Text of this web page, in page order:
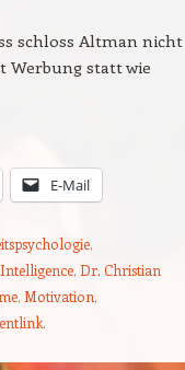
schloss Altman nicht
Werbung statt wie
E-Mail
,
, Dr. Christian
, Motivation,
.